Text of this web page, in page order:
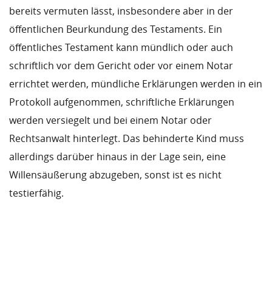
bereits vermuten lässt, insbesondere aber in der
öffentlichen Beurkundung des Testaments. Ein
öffentliches Testament kann mündlich oder auch
schriftlich vor dem Gericht oder vor einem Notar
errichtet werden, mündliche Erklärungen werden in ein
Protokoll aufgenommen, schriftliche Erklärungen
werden versiegelt und bei einem Notar oder
Rechtsanwalt hinterlegt. Das behinderte Kind muss
allerdings darüber hinaus in der Lage sein, eine
Willensäußerung abzugeben, sonst ist es nicht
testierfähig.